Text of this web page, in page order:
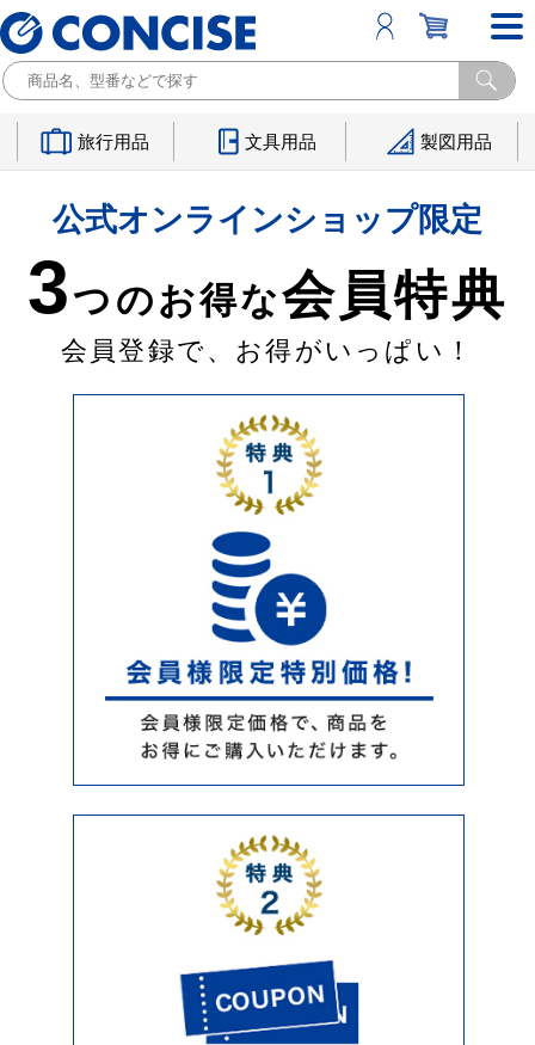
旅行用品 文具用品 製図用品
公式オンラインショップ限定
3つのお得な会員特典
会員登録で、お得がいっぱい！